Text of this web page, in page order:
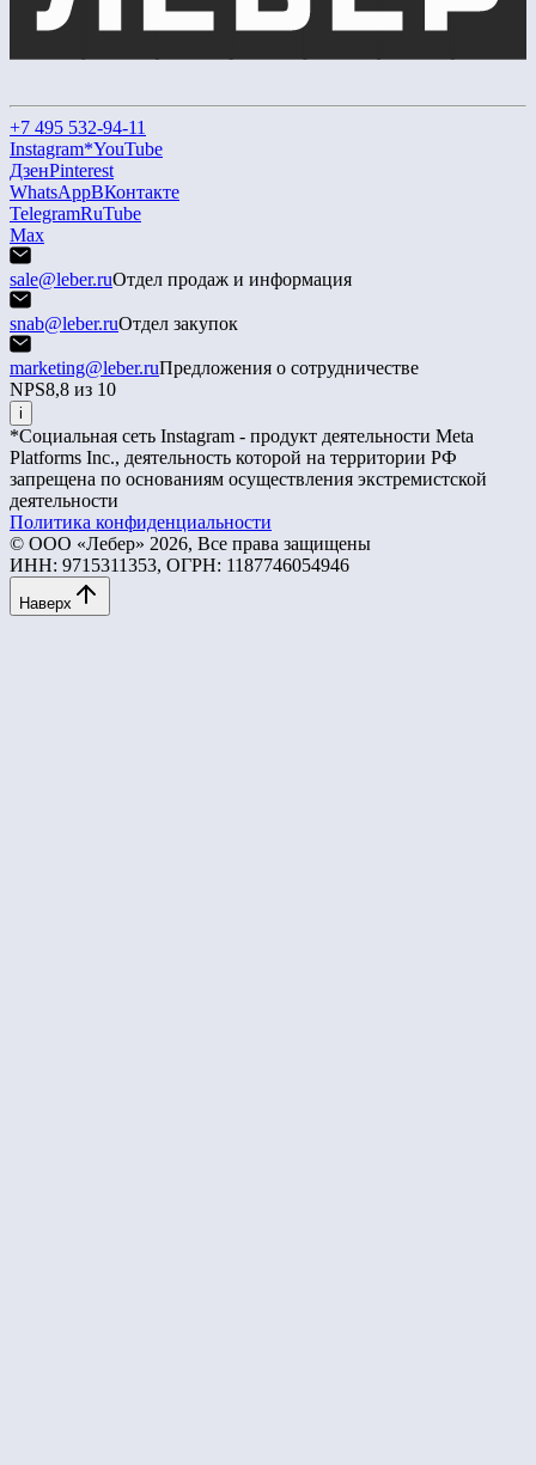
+7 495 532-94-11
Instagram*YouTube
ДзенPinterest
WhatsAppВКонтакте
TelegramRuTube
Max
sale@leber.ruОтдел продаж и информация
snab@leber.ruОтдел закупок
marketing@leber.ruПредложения о сотрудничестве
NPS8,8 из 10
i
*Социальная сеть Instagram - продукт деятельности Meta
Platforms Inc., деятельность которой на территории РФ
запрещена по основаниям осуществления экстремистской
деятельности
Политика конфиденциальности
© ООО «Лебер» 2026, Все права защищены
ИНН: 9715311353, ОГРН: 1187746054946
Наверх